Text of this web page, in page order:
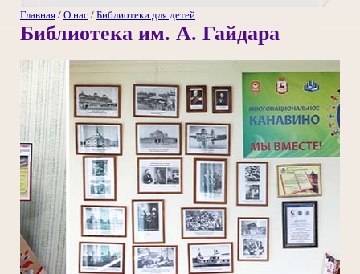
Главная / О нас / Библиотеки для детей
Библиотека им. А. Гайдара